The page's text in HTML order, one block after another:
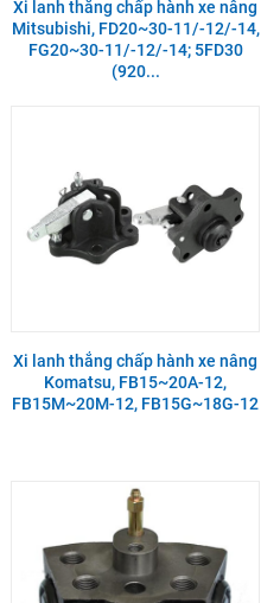
Xi lanh thắng chấp hành xe nâng
Mitsubishi, FD20~30-11/-12/-14,
FG20~30-11/-12/-14; 5FD30
(920...
Xi lanh thắng chấp hành xe nâng
Komatsu, FB15~20A-12,
FB15M~20M-12, FB15G~18G-12